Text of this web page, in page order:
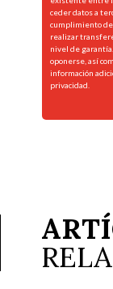
ceder datos a
cumplimiento
realizar
nivel de
oponerse, así
información
privacidad.